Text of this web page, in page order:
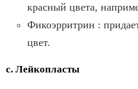
красный цвета,
Фикоэрритрин :
цвет.
c. Лейкопласты